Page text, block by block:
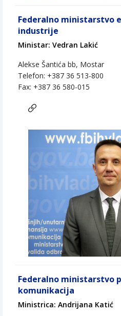
Federalno ministarstvo
industrije
Ministar: Vedran Lakić
Alekse Šantića bb, Mostar
Telefon: +387 36 513-800
Fax: +387 36 580-015
Federalno ministarstvo
komunikacija
Ministrica: Andrijana Katić